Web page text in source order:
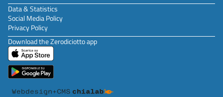
Data & Statistics
Social Media Policy
Privacy Policy
Download the Zerodiciotto app